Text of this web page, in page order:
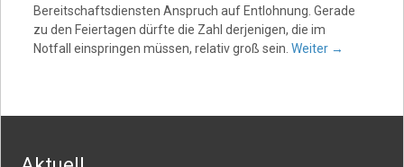
Bereitschaftsdiensten Anspruch auf Entlohnung. Gerade
zu den Feiertagen dürfte die Zahl derjenigen, die im
Notfall einspringen müssen, relativ groß sein. Weiter →